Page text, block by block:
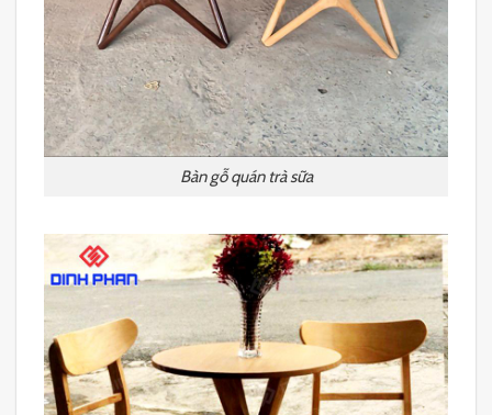
Bàn gỗ quán trà sữa